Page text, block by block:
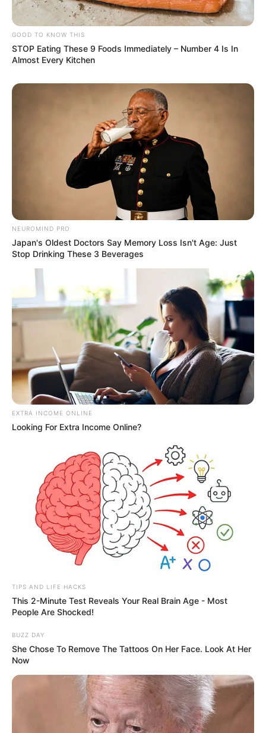
GOOD TO KNOW THIS
STOP Eating These 9 Foods Immediately – Number 4 Is In
Almost Every Kitchen
NEUROMIND PRO
Japan's Oldest Doctors Say Memory Loss Isn't Age: Just
Stop Drinking These 3 Beverages
EXTRA INCOME ONLINE
Looking For Extra Income Online?
TIPS AND LIFE HACKS
This 2-Minute Test Reveals Your Real Brain Age - Most
People Are Shocked!
BUZZ DAY
She Chose To Remove The Tattoos On Her Face. Look At Her
Now